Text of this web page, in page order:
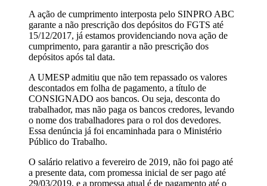
A ação de cumprimento interposta pelo SINPRO ABC
garante a não prescrição dos depósitos do FGTS até
15/12/2017, já estamos providenciando nova ação de
cumprimento, para garantir a não prescrição dos
depósitos após tal data.
A UMESP admitiu que não tem repassado os valores
descontados em folha de pagamento, a título de
CONSIGNADO aos bancos. Ou seja, desconta do
trabalhador, mas não paga os bancos credores, levando
o nome dos trabalhadores para o rol dos devedores.
Essa denúncia já foi encaminhada para o Ministério
Público do Trabalho.
O salário relativo a fevereiro de 2019, não foi pago até
a presente data, com promessa inicial de ser pago até
29/03/2019, e a promessa atual é de pagamento até o